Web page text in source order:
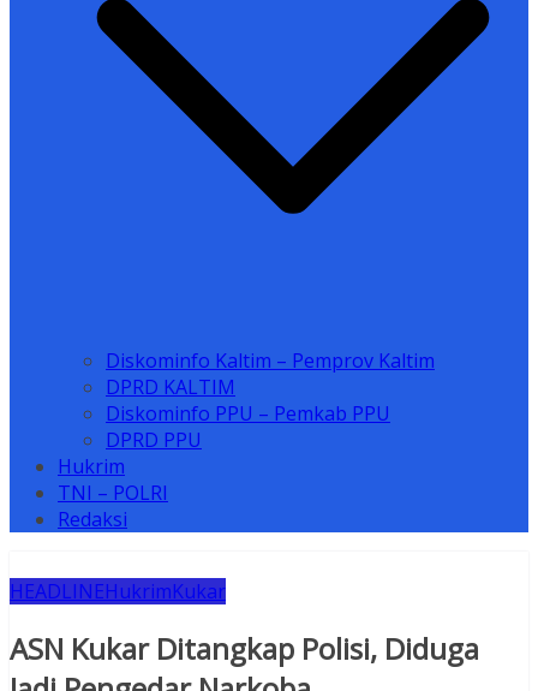
Diskominfo Kaltim – Pemprov Kaltim
DPRD KALTIM
Diskominfo PPU – Pemkab PPU
DPRD PPU
Hukrim
TNI – POLRI
Redaksi
HEADLINEHukrimKukar
ASN Kukar Ditangkap Polisi, Diduga